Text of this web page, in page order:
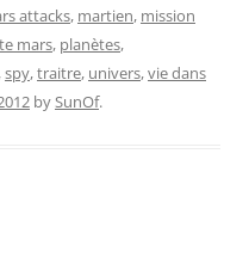
attacks, martien, mission
mars, planètes,
,spy,traitre, univers,vie dans
bySunOf.